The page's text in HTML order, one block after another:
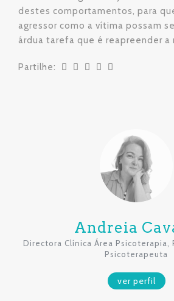
destes comportamentos, para
agressor como a vítima possam
árdua tarefa que é reapreender a
Partilhe:
Andreia
Directora Clínica Área Psicoterapia,
Psicoterapeuta
ver perfil